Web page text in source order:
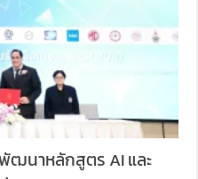
ฒนาหลักสูตร AI และ